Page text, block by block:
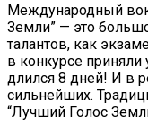
Международный
Земли” — это
талантов, как
в конкурсе приняли
длился 8 дней! И в
сильнейших.
“Лучший Голос